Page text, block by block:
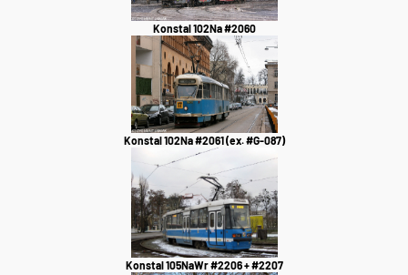
Konstal 102Na #2060
Konstal 102Na #2061 (ex. #G-087)
Konstal 105NaWr #2206 + #2207